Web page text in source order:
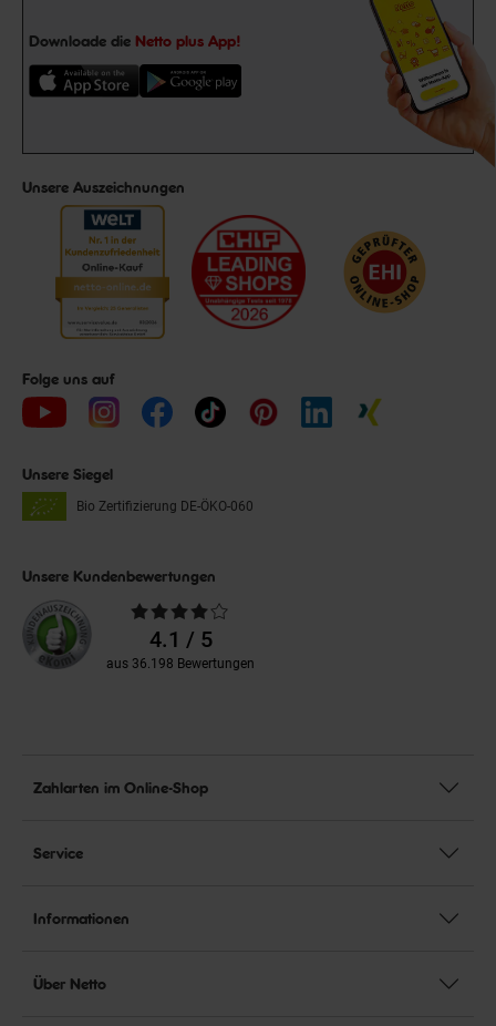
Downloade die Netto plus App!
Unsere Auszeichnungen
Folge uns auf
Unsere Siegel
Bio Zertifizierung DE-ÖKO-060
Unsere Kundenbewertungen
Durchschnittliche
Bewertungen4.1 / 5
aus 36.198 Bewertungen
Zahlarten im Online-Shop
Service
Informationen
Über Netto